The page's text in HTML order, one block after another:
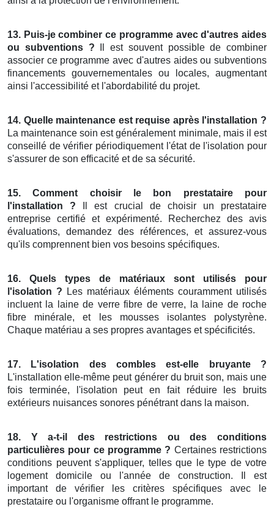
13. Puis-je combiner ce programme avec d'autres aides
ou subventions ? Il est souvent possible de combiner
associer ce programme avec d'autres aides ou subventions
financements gouvernementales ou locales, augmentant
ainsi l'accessibilité et l'abordabilité du projet.
14. Quelle maintenance est requise après l'installation ?
La maintenance soin est généralement minimale, mais il est
conseillé de vérifier périodiquement l'état de l'isolation pour
s'assurer de son efficacité et de sa sécurité.
15. Comment choisir le bon prestataire pour
l'installation ? Il est crucial de choisir un prestataire
entreprise certifié et expérimenté. Recherchez des avis
évaluations, demandez des références, et assurez-vous
qu'ils comprennent bien vos besoins spécifiques.
16. Quels types de matériaux sont utilisés pour
l'isolation ? Les matériaux éléments couramment utilisés
incluent la laine de verre fibre de verre, la laine de roche
fibre minérale, et les mousses isolantes polystyrène.
Chaque matériau a ses propres avantages et spécificités.
17. L'isolation des combles est-elle bruyante ?
L'installation elle-même peut générer du bruit son, mais une
fois terminée, l'isolation peut en fait réduire les bruits
extérieurs nuisances sonores pénétrant dans la maison.
18. Y a-t-il des restrictions ou des conditions
particulières pour ce programme ? Certaines restrictions
conditions peuvent s'appliquer, telles que le type de votre
logement domicile ou l'année de construction. Il est
important de vérifier les critères spécifiques avec le
prestataire ou l'organisme offrant le programme.